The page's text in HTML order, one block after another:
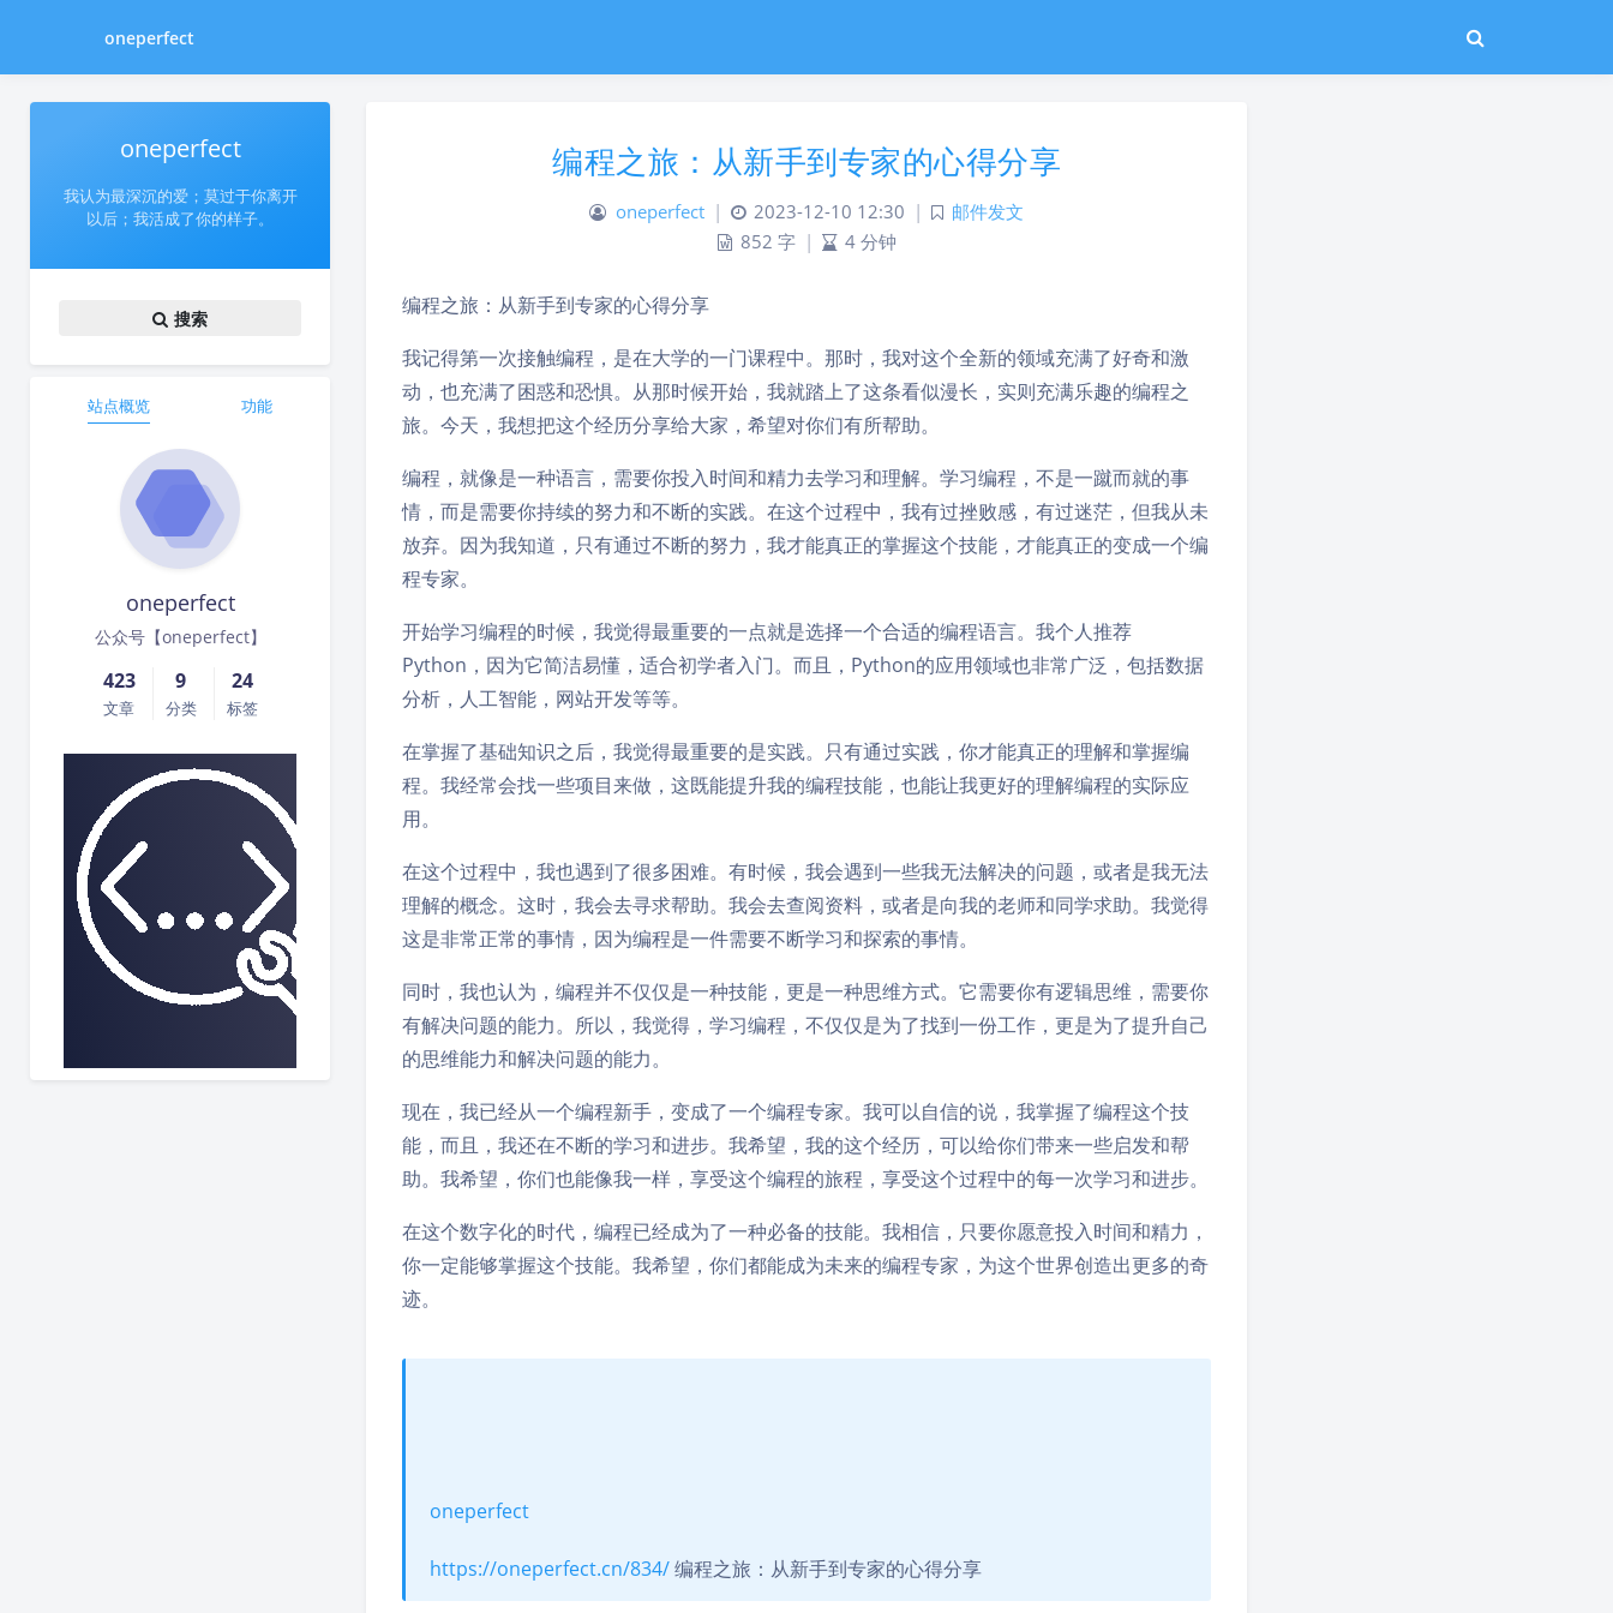
oneperfect
oneperfect
我认为最深沉的爱；莫过于你离开
以后；我活成了你的样子。
搜索
站点概览 功能
oneperfect
公众号【oneperfect】
423
文章
9
分类
24
标签
编程之旅：从新手到专家的心得分享
oneperfect | 2023-12-10 12:30 |
邮件发文
852 字 | 4 分钟
编程之旅：从新手到专家的心得分享
我记得第一次接触编程，是在大学的一门课程中。那时，我对这个全新的领域充满了好奇和激
动，也充满了困惑和恐惧。从那时候开始，我就踏上了这条看似漫长，实则充满乐趣的编程之
旅。今天，我想把这个经历分享给大家，希望对你们有所帮助。
编程，就像是一种语言，需要你投入时间和精力去学习和理解。学习编程，不是一蹴而就的事
情，而是需要你持续的努力和不断的实践。在这个过程中，我有过挫败感，有过迷茫，但我从未
放弃。因为我知道，只有通过不断的努力，我才能真正的掌握这个技能，才能真正的变成一个编
程专家。
开始学习编程的时候，我觉得最重要的一点就是选择一个合适的编程语言。我个人推荐
Python，因为它简洁易懂，适合初学者入门。而且，Python的应用领域也非常广泛，包括数据
分析，人工智能，网站开发等等。
在掌握了基础知识之后，我觉得最重要的是实践。只有通过实践，你才能真正的理解和掌握编
程。我经常会找一些项目来做，这既能提升我的编程技能，也能让我更好的理解编程的实际应
用。
在这个过程中，我也遇到了很多困难。有时候，我会遇到一些我无法解决的问题，或者是我无法
理解的概念。这时，我会去寻求帮助。我会去查阅资料，或者是向我的老师和同学求助。我觉得
这是非常正常的事情，因为编程是一件需要不断学习和探索的事情。
同时，我也认为，编程并不仅仅是一种技能，更是一种思维方式。它需要你有逻辑思维，需要你
有解决问题的能力。所以，我觉得，学习编程，不仅仅是为了找到一份工作，更是为了提升自己
的思维能力和解决问题的能力。
现在，我已经从一个编程新手，变成了一个编程专家。我可以自信的说，我掌握了编程这个技
能，而且，我还在不断的学习和进步。我希望，我的这个经历，可以给你们带来一些启发和帮
助。我希望，你们也能像我一样，享受这个编程的旅程，享受这个过程中的每一次学习和进步。
在这个数字化的时代，编程已经成为了一种必备的技能。我相信，只要你愿意投入时间和精力，
你一定能够掌握这个技能。我希望，你们都能成为未来的编程专家，为这个世界创造出更多的奇
迹。
oneperfect
https://oneperfect.cn/834/编程之旅：从新手到专家的心得分享